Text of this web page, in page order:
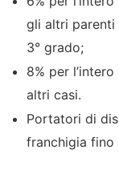
gli altri parenti
3° grado;
8% per
altri casi.
Portatori di
franchigia fino